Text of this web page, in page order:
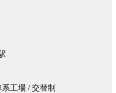
工場 / 交替制